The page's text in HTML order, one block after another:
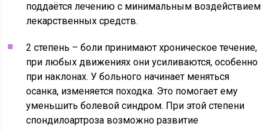
поддаётся лечению с минимальным воздействием
лекарственных средств.
2 степень – боли принимают хроническое течение,
при любых движениях они усиливаются, особенно
при наклонах. У больного начинает меняться
осанка, изменяется походка. Это помогает ему
уменьшить болевой синдром. При этой степени
спондилоартроза возможно развитие